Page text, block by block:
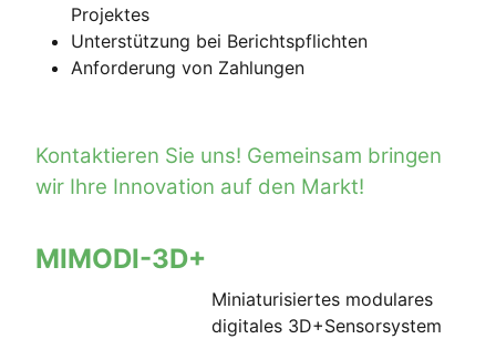
Projektes
Unterstützung bei Berichtspflichten
Anforderung von Zahlungen
Kontaktieren Sie uns! Gemeinsam bringen
wir Ihre Innovation auf den Markt!
MIMODI-3D+
Miniaturisiertes modulares
digitales 3D+Sensorsystem